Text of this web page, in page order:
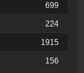
699
224
1915
156